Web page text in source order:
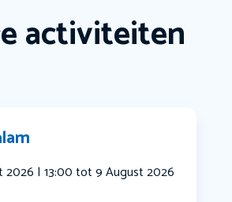
activiteiten
2026 | 13:00 tot 9 August 2026